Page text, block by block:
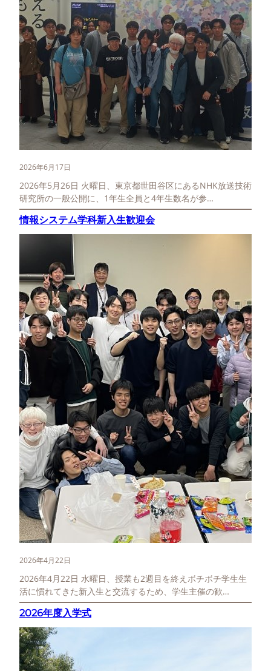
2026年6月17日
2026年5月26日 火曜日、東京都世田谷区にあるNHK放送技術
研究所の一般公開に、1年生全員と4年生数名が参…
情報システム学科新入生歓迎会
2026年4月22日
2026年4月22日 水曜日、授業も2週目を終えボチボチ学生生
活に慣れてきた新入生と交流するため、学生主催の歓…
2026年度入学式